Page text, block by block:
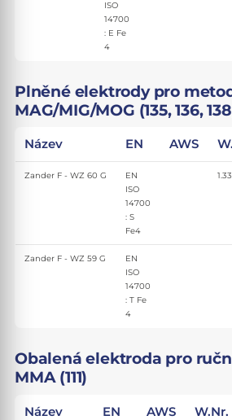
ISO
14700
: E Fe
4
Plněné elektrody pro
MAG/MIG/MOG (135, 136,
Název EN AWS
Zander F - WZ 60 G
EN
ISO
14700
: S
Fe4
Zander F - WZ 59 G
EN
ISO
14700
: T Fe
4
Obalená elektroda pro
MMA (111)
Název EN AWS W.Nr.